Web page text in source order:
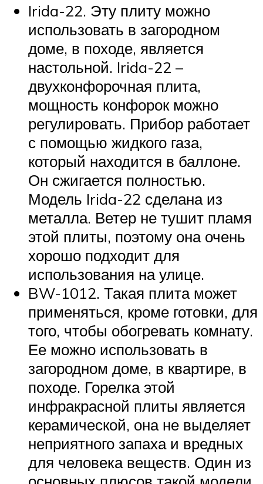
Irida-22. Эту плиту можно
использовать в загородном
доме, в походе, является
настольной. Irida-22 –
двухконфорочная плита,
мощность конфорок можно
регулировать. Прибор работает
с помощью жидкого газа,
который находится в баллоне.
Он сжигается полностью.
Модель Irida-22 сделана из
металла. Ветер не тушит пламя
этой плиты, поэтому она очень
хорошо подходит для
использования на улице.
BW-1012. Такая плита может
применяться, кроме готовки, для
того, чтобы обогревать комнату.
Ее можно использовать в
загородном доме, в квартире, в
походе. Горелка этой
инфракрасной плиты является
керамической, она не выделяет
неприятного запаха и вредных
для человека веществ. Один из